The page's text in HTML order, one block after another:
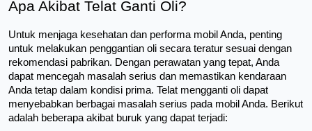
Apa Akibat Telat Ganti Oli?
Untuk menjaga kesehatan dan performa mobil Anda, penting
untuk melakukan penggantian oli secara teratur sesuai dengan
rekomendasi pabrikan. Dengan perawatan yang tepat, Anda
dapat mencegah masalah serius dan memastikan kendaraan
Anda tetap dalam kondisi prima. Telat mengganti oli dapat
menyebabkan berbagai masalah serius pada mobil Anda. Berikut
adalah beberapa akibat buruk yang dapat terjadi: